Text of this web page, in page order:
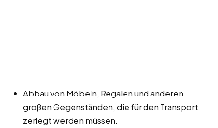
Abbau von Möbeln, Regalen und anderen
großen Gegenständen, die für den Transport
zerlegt werden müssen.